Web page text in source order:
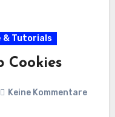
& Tutorials
Cookies
Keine Kommentare